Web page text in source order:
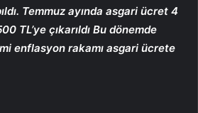
Temmuz ayında asgari ücret 4
TL’ye çıkarıldı Bu dönemde
enflasyon rakamı asgari ücrete